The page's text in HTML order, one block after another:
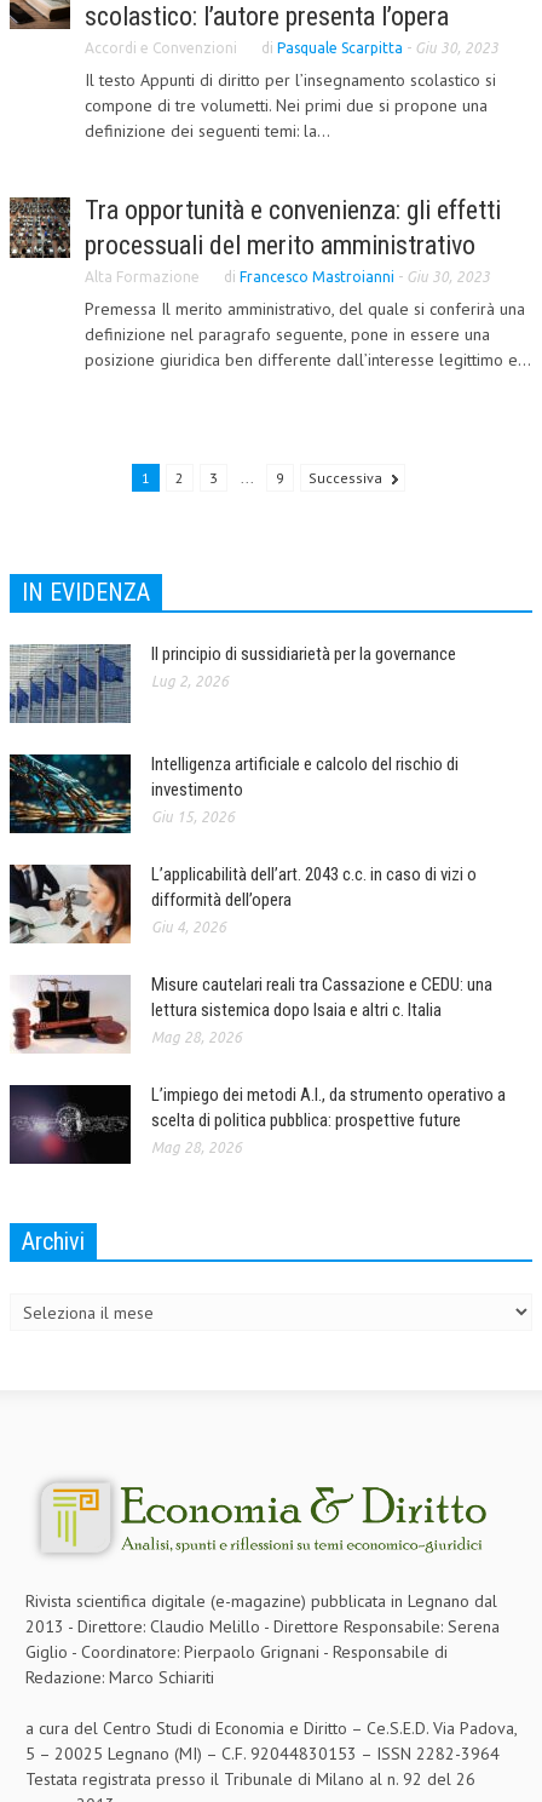
COSTITUZIONALE
TRIBUTARIA
NEWS
ARCHIVIO EVENTI (FINO AL 2022)
CORSI ENTI TERZI
PUBBLICAZIONI
TESI DI LAUREA
MATERIALE DIDATTICO
INVITI E PROMOZIONI
scolastico: l’autore presenta l’opera
Accordi e Convenzioni di Pasquale Scarpitta - Giu 30, 2023
Il testo Appunti di diritto per l’insegnamento scolastico si
compone di tre volumetti. Nei primi due si propone una
definizione dei seguenti temi: la...
Tra opportunità e convenienza: gli effetti
processuali del merito amministrativo
Alta Formazione di Francesco Mastroianni - Giu 30, 2023
Premessa Il merito amministrativo, del quale si conferirà una
definizione nel paragrafo seguente, pone in essere una
posizione giuridica ben differente dall’interesse legittimo e...
1 2 3 ... 9 Successiva
IN EVIDENZA
Il principio di sussidiarietà per la governance
Lug 2, 2026
Intelligenza artificiale e calcolo del rischio di
investimento
Giu 15, 2026
L’applicabilità dell’art. 2043 c.c. in caso di vizi o
difformità dell’opera
Giu 4, 2026
Misure cautelari reali tra Cassazione e CEDU: una
lettura sistemica dopo Isaia e altri c. Italia
Mag 28, 2026
L’impiego dei metodi A.I., da strumento operativo a
scelta di politica pubblica: prospettive future
Mag 28, 2026
Archivi
Rivista scientifica digitale (e-magazine) pubblicata in Legnano dal
2013 - Direttore: Claudio Melillo - Direttore Responsabile: Serena
Giglio - Coordinatore: Pierpaolo Grignani - Responsabile di
Redazione: Marco Schiariti
a cura del Centro Studi di Economia e Diritto – Ce.S.E.D. Via Padova,
5 – 20025 Legnano (MI) – C.F. 92044830153 – ISSN 2282-3964
Testata registrata presso il Tribunale di Milano al n. 92 del 26